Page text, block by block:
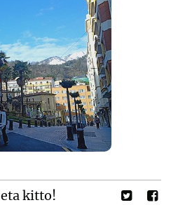
eta kitto!